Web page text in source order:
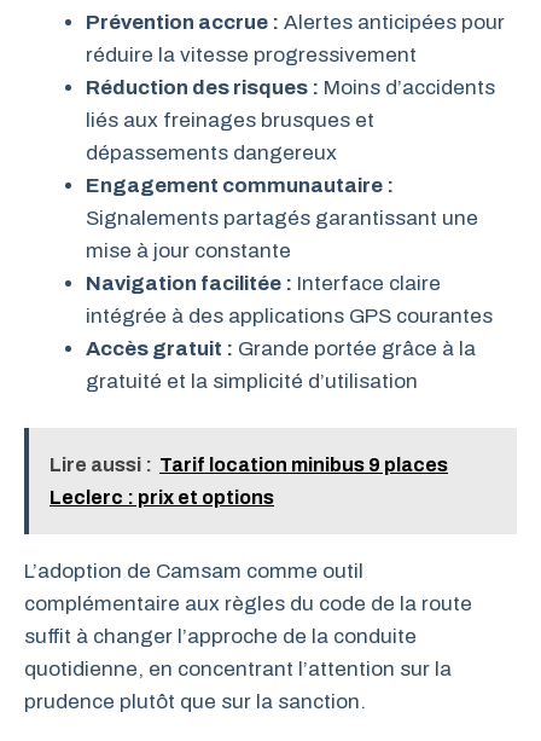
Prévention accrue : Alertes anticipées pour
réduire la vitesse progressivement
Réduction des risques : Moins d’accidents
liés aux freinages brusques et
dépassements dangereux
Engagement communautaire :
Signalements partagés garantissant une
mise à jour constante
Navigation facilitée : Interface claire
intégrée à des applications GPS courantes
Accès gratuit : Grande portée grâce à la
gratuité et la simplicité d’utilisation
Lire aussi : Tarif location minibus 9 places
Leclerc : prix et options
L’adoption de Camsam comme outil
complémentaire aux règles du code de la route
suffit à changer l’approche de la conduite
quotidienne, en concentrant l’attention sur la
prudence plutôt que sur la sanction.